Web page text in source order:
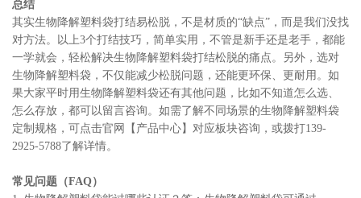
总结
其实生物降解塑料袋打结易松脱，不是材质的“缺点”，而是我们没找
对方法。以上3个打结技巧，简单实用，不管是新手还是老手，都能
一学就会，轻松解决生物降解塑料袋打结松脱的痛点。另外，选对
生物降解塑料袋，不仅能减少松脱问题，还能更环保、更耐用。如
果大家平时用生物降解塑料袋还有其他问题，比如不知道怎么选、
怎么存放，都可以留言咨询。如需了解不同场景的生物降解塑料袋
定制规格，可点击官网
【产品中心】 对应板块咨询，或拨打139-
2925-5788了解详情。
常见问题（FAQ）